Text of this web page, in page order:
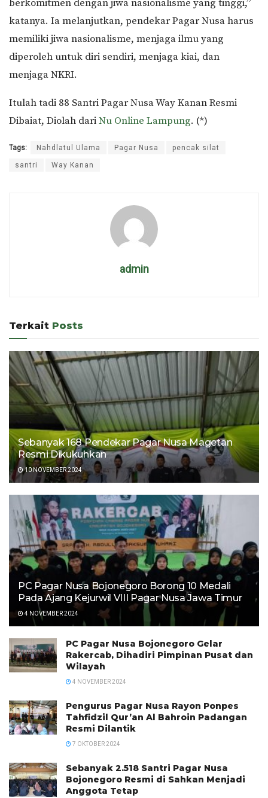
berkomitmen dengan jiwa nasionalisme yang tinggi,”
katanya. Ia melanjutkan, pendekar Pagar Nusa harus
memiliki jiwa nasionalisme, menjaga ilmu yang
diperoleh untuk diri sendiri, menjaga kiai, dan
menjaga NKRI.
Itulah tadi 88 Santri Pagar Nusa Way Kanan Resmi
Dibaiat, Diolah dariNu Online Lampung. (*)
Tags: Nahdlatul Ulama Pagar Nusa pencak silat
santri Way Kanan
admin
Terkait Posts
Sebanyak 168 Pendekar Pagar Nusa Magetan
Resmi Dikukuhkan
10 NOVEMBER 2024
PC Pagar Nusa Bojonegoro Borong 10 Medali
Pada Ajang Kejurwil VIII Pagar Nusa Jawa Timur
4 NOVEMBER 2024
PC Pagar Nusa Bojonegoro Gelar
Rakercab, Dihadiri Pimpinan Pusat dan
Wilayah
4 NOVEMBER 2024
Pengurus Pagar Nusa Rayon Ponpes
Tahfidzil Qur’an Al Bahroin Padangan
Resmi Dilantik
7 OKTOBER 2024
Sebanyak 2.518 Santri Pagar Nusa
Bojonegoro Resmi di Sahkan Menjadi
Anggota Tetap